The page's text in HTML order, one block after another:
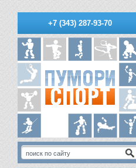
+7 (343) 287-93-70